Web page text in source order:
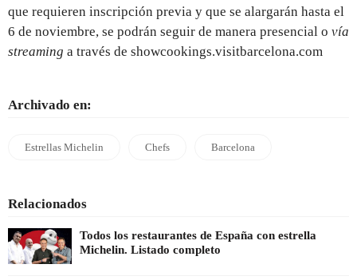
que requieren inscripción previa y que se alargarán hasta el
6 de noviembre, se podrán seguir de manera presencial o vía
streaming a través de showcookings.visitbarcelona.com
Archivado en:
Estrellas Michelin Chefs Barcelona
Relacionados
Todos los restaurantes de España con estrella
Michelin. Listado completo